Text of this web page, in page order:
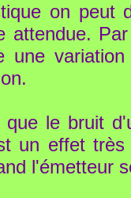
on peut
attendue.
une
le bruit
un effet
l'émetteur